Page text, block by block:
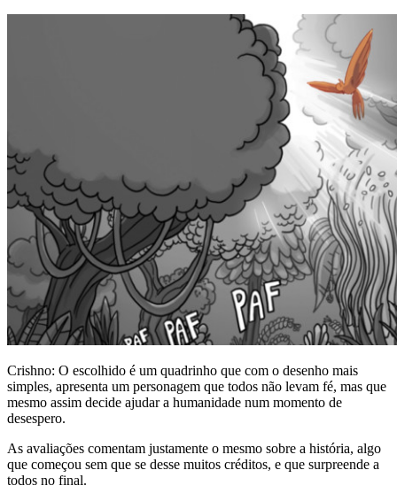
Crishno: O escolhido é um quadrinho que com o desenho mais
simples, apresenta um personagem que todos não levam fé, mas que
mesmo assim decide ajudar a humanidade num momento de
desespero.
As avaliações comentam justamente o mesmo sobre a história, algo
que começou sem que se desse muitos créditos, e que surpreende a
todos no final.